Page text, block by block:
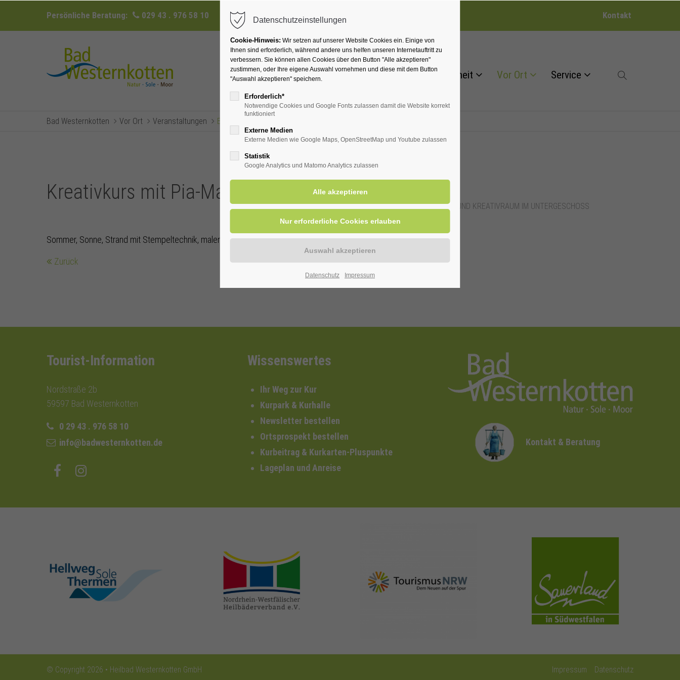
Persönliche Beratung: 029 43 . 976 58 10 info@badwesternkotten.de Kontakt
Ihr Heilbad Übernachten Für Ihre Gesundheit Vor Ort Service
Bad Westernkotten Vor Ort Veranstaltungen Eventsreader (Timeline)
Kreativkurs mit Pia-Marie und Petra
ORT: KLINIK WIESENGRUND KREATIVRAUM IM UNTERGESCHOSS
Sommer, Sonne, Strand mit Stempeltechnik, malen und Deko (Dauer ca. 1 – 2 Stunden)
Zurück
Tourist-Information
Nordstraße 2b
59597 Bad Westernkotten
0 29 43 . 976 58 10
info@badwesternkotten.de
Wissenswertes
Ihr Weg zur Kur
Kurpark & Kurhalle
Newsletter bestellen
Ortsprospekt bestellen
Kurbeitrag & Kurkarten-Pluspunkte
Lageplan und Anreise
Kontakt & Beratung
hellweg-sole-
thermen.de
heilbaeder.de
nrw-tourismus.de sauerland.com
© Copyright 2026 • Heilbad Westernkotten GmbH Impressum Datenschutz
Datenschutzeinstellungen
Cookie-Hinweis: Wir setzen auf unserer Website Cookies ein. Einige von
Ihnen sind erforderlich, während andere uns helfen unseren Internetauftritt zu
verbessern. Sie können allen Cookies über den Button "Alle akzeptieren"
zustimmen, oder Ihre eigene Auswahl vornehmen und diese mit dem Button
"Auswahl akzeptieren" speichern.
Erforderlich*
Notwendige Cookies und Google Fonts zulassen damit die Website korrekt
funktioniert
Externe Medien
Externe Medien wie Google Maps, OpenStreetMap und Youtube zulassen
Statistik
Google Analytics und Matomo Analytics zulassen
Datenschutz Impressum